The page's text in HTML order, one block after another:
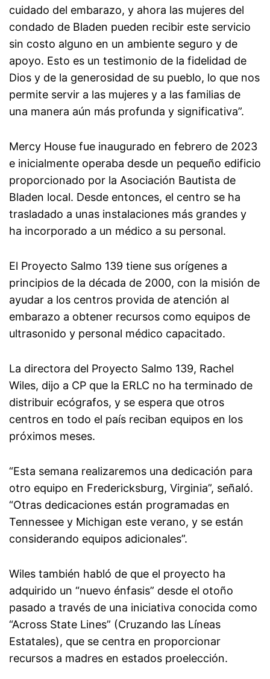
cuidado del embarazo, y ahora las mujeres del
condado de Bladen pueden recibir este servicio
sin costo alguno en un ambiente seguro y de
apoyo. Esto es un testimonio de la fidelidad de
Dios y de la generosidad de su pueblo, lo que nos
permite servir a las mujeres y a las familias de
una manera aún más profunda y significativa”.
Mercy House fue inaugurado en febrero de 2023
e inicialmente operaba desde un pequeño edificio
proporcionado por la Asociación Bautista de
Bladen local. Desde entonces, el centro se ha
trasladado a unas instalaciones más grandes y
ha incorporado a un médico a su personal.
El Proyecto Salmo 139 tiene sus orígenes a
principios de la década de 2000, con la misión de
ayudar a los centros provida de atención al
embarazo a obtener recursos como equipos de
ultrasonido y personal médico capacitado.
La directora del Proyecto Salmo 139, Rachel
Wiles, dijo a CP que la ERLC no ha terminado de
distribuir ecógrafos, y se espera que otros
centros en todo el país reciban equipos en los
próximos meses.
“Esta semana realizaremos una dedicación para
otro equipo en Fredericksburg, Virginia”, señaló.
“Otras dedicaciones están programadas en
Tennessee y Michigan este verano, y se están
considerando equipos adicionales”.
Wiles también habló de que el proyecto ha
adquirido un “nuevo énfasis” desde el otoño
pasado a través de una iniciativa conocida como
“Across State Lines” (Cruzando las Líneas
Estatales), que se centra en proporcionar
recursos a madres en estados proelección.